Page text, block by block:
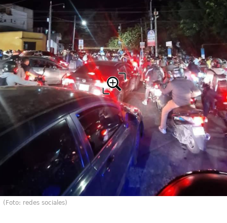
(Foto: redes sociales)